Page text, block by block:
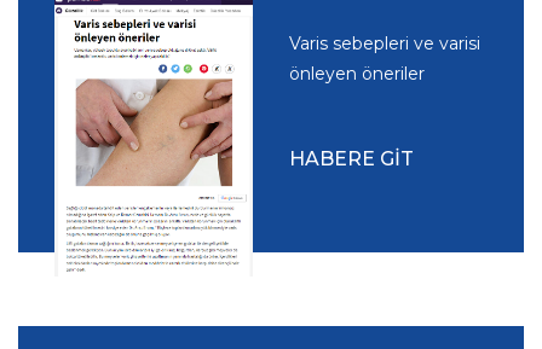
Varis sebepleri ve varisi
önleyen öneriler
HABERE GİT